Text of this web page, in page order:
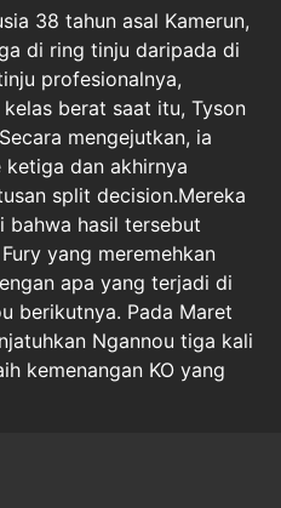
38 tahun asal Kamerun,
di ring tinju daripada di
profesionalnya,
berat saat itu, Tyson
mengejutkan, ia
ketiga dan akhirnya
split decision.Mereka
bahwa hasil tersebut
yang meremehkan
apa yang terjadi di
berikutnya. Pada Maret
Ngannou tiga kali
kemenangan KO yang